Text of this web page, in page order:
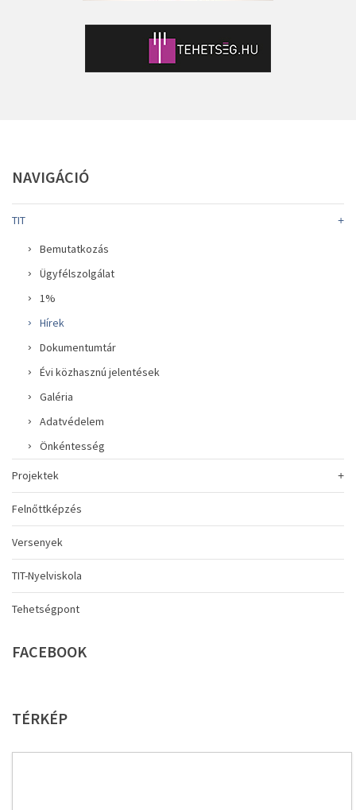
NAVIGÁCIÓ
TIT
Bemutatkozás
Ügyfélszolgálat
1%
Hírek
Dokumentumtár
Évi közhasznú jelentések
Galéria
Adatvédelem
Önkéntesség
Projektek
Felnőttképzés
Versenyek
TIT-Nyelviskola
Tehetségpont
FACEBOOK
TÉRKÉP